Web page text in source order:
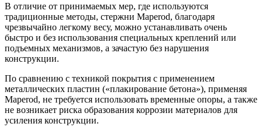
В отличие от принимаемых мер, где используются
традиционные методы, стержни Maperod, благодаря
чрезвычайно легкому весу, можно устанавливать очень
быстро и без использования специальных креплений или
подъемных механизмов, а зачастую без нарушения
конструкции.
По сравнению с техникой покрытия с применением
металлических пластин («плакирование бетона»), применяя
Maperod, не требуется использовать временные опоры, а также
не возникает риска образования коррозии материалов для
усиления конструкции.